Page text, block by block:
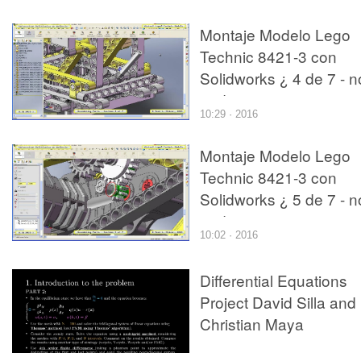
Montaje Modelo Lego
Technic 8421-3 con
Solidworks ¿ 4 de 7 -
audio
10:29 · 2016
Montaje Modelo Lego
Technic 8421-3 con
Solidworks ¿ 5 de 7 -
audio
10:02 · 2016
Differential Equations
Project David Silla and
Christian Maya